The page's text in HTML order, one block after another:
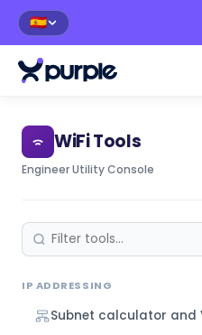
🇪🇸
WiFi Tools
Engineer Utility Console
IP ADDRESSING